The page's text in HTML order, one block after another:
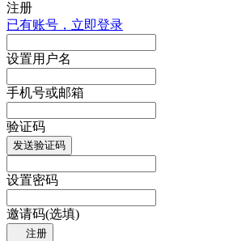
注册
已有账号，立即登录
设置用户名
手机号或邮箱
验证码
发送验证码
设置密码
邀请码(选填)
注册